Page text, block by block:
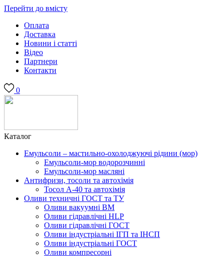
Перейти до вмісту
Оплата
Доставка
Новини і статті
Відео
Партнери
Контакти
0
Каталог
Емульсоли – мастильно-охолоджуючі рідини (мор)
Емульсоли-мор водорозчинні
Емульсоли-мор масляні
Антифризи, тосоли та автохімія
Тосол А-40 та автохімія
Оливи техничні ГОСТ та ТУ
Оливи вакуумні ВМ
Оливи гідравлічні HLP
Оливи гідравлічні ГОСТ
Оливи індустріальні ІГП та ІНСП
Оливи індустріальні ГОСТ
Оливи компресорні